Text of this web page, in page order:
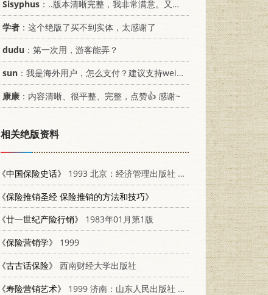
Sisyphus ：..版本清晰完整，我非常满意。又及，这本《话语的真相》...
学者 ：这个绝版了买不到实体，太感谢了
dudu ：第一次用，游客能弄？
sun ：我是海外用户，怎么支付？建议支持weixin支付
康康 ：内容清晰、很平整、完整，点赞👍 感谢~
相关绝版资料
《中国保险史话》
1993 北京：经济管理出版社 7800256456
《保险推销圣经 保险推销的方法和技巧》
《廿一世纪产险行销》
1983年01月第1版
《保险营销学》
1999
《古古话保险》
西南财经大学出版社
《寿险营销艺术》
1999 济南：山东人民出版社 7209024832